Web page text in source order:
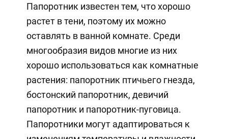
Папоротник известен тем, что хорошо
растет в тени, поэтому их можно
оставлять в ванной комнате. Среди
многообразия видов многие из них
хорошо использоваться как комнатные
растения: папоротник птичьего гнезда,
бостонский папоротник, девичий
папоротник и папоротник-пуговица.
Папоротники могут адаптироваться к